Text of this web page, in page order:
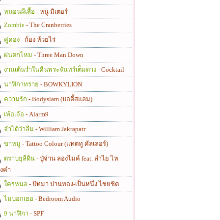
หนอนผีเสื้อ - หนู มิเตอร์
Zombie - The Cranberries
คู่คอง - ก้อง ห้วยไร่
ฝนตกไหม - Three Man Down
งานเต้นรำในคืนพระจันทร์เต็มดวง - Cocktail
นาฬิกาทราย - BOWKYLION
ความรัก - Bodyslam (บอดี้สแลม)
เพ้อเจ้อ - Alarm9
จำได้ว่าลืม - William Jakrapatr
ขาหมู - Tattoo Colour (แทตทู คัลเลอร์)
ตราบธุลีดิน - ปู่จ๋าน ลองไมค์ feat. ลำไย ไห
คำ
ใครหนอ - ปัทมา ปานทอง-เป็นหนึ่ง ไชยชิต
ไม่บอกเธอ - Bedroom Audio
9 นาฬิกา - SPF